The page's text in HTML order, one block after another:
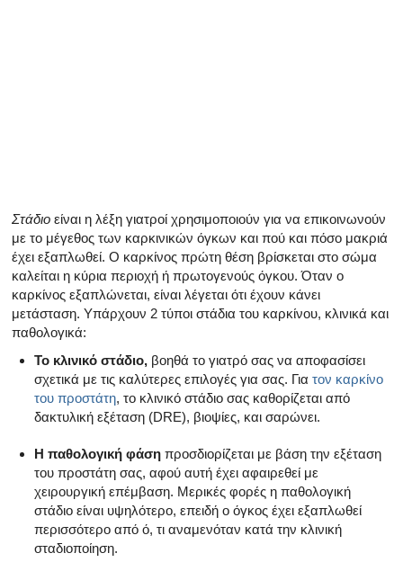
Στάδιο είναι η λέξη γιατροί χρησιμοποιούν για να επικοινωνούν
με το μέγεθος των καρκινικών όγκων και πού και πόσο μακριά
έχει εξαπλωθεί. Ο καρκίνος πρώτη θέση βρίσκεται στο σώμα
καλείται η κύρια περιοχή ή πρωτογενούς όγκου. Όταν ο
καρκίνος εξαπλώνεται, είναι λέγεται ότι έχουν κάνει
μετάσταση. Υπάρχουν 2 τύποι στάδια του καρκίνου, κλινικά και
παθολογικά:
Το κλινικό στάδιο, βοηθά το γιατρό σας να αποφασίσει
σχετικά με τις καλύτερες επιλογές για σας. Για τον καρκίνο
του προστάτη, το κλινικό στάδιο σας καθορίζεται από
δακτυλική εξέταση (DRE), βιοψίες, και σαρώνει.
Η παθολογική φάση προσδιορίζεται με βάση την εξέταση
του προστάτη σας, αφού αυτή έχει αφαιρεθεί με
χειρουργική επέμβαση. Μερικές φορές η παθολογική
στάδιο είναι υψηλότερο, επειδή ο όγκος έχει εξαπλωθεί
περισσότερο από ό, τι αναμενόταν κατά την κλινική
σταδιοποίηση.